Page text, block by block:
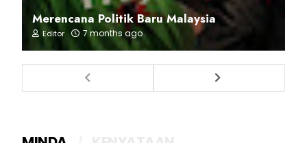
Merencana Politik Baru Malaysia
Editor 7 months ago